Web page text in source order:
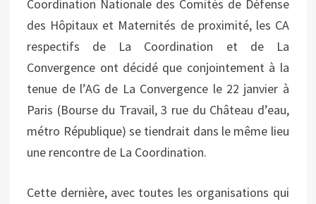
Coordination Nationale des Comités de Défense
des Hôpitaux et Maternités de proximité, les CA
respectifs de La Coordination et de La
Convergence ont décidé que conjointement à la
tenue de l’AG de La Convergence le 22 janvier à
Paris (Bourse du Travail, 3 rue du Château d’eau,
métro République) se tiendrait dans le même lieu
une rencontre de La Coordination.
Cette dernière, avec toutes les organisations qui